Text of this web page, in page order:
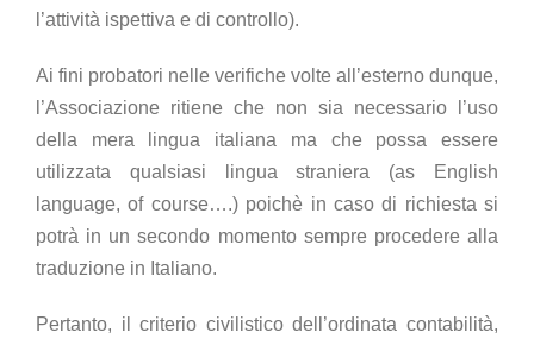
l’attività ispettiva e di controllo).
Ai fini probatori nelle verifiche volte all’esterno dunque,
l’Associazione ritiene che non sia necessario l’uso
della mera lingua italiana ma che possa essere
utilizzata qualsiasi lingua straniera (as English
language, of course….) poichè in caso di richiesta si
potrà in un secondo momento sempre procedere alla
traduzione in Italiano.
Pertanto, il criterio civilistico dell’ordinata contabilità,